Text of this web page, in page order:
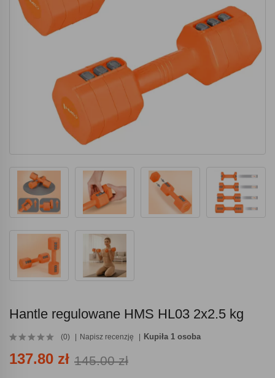
Hantle regulowane HMS HL03 2x2.5 kg
(0) Napisz recenzję Kupiła 1 osoba
137.80 zł 145.00 zł